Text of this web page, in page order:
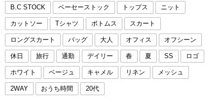
B.C STOCK ベーセーストック トップス ニット
カットソー Tシャツ ボトムス スカート
ロングスカート バッグ 大人 オフィス オフシーン
休日 旅行 通勤 デイリー 春 夏 SS ロゴ
ホワイト ベージュ キャメル リネン メッシュ
2WAY おうち時間 20代